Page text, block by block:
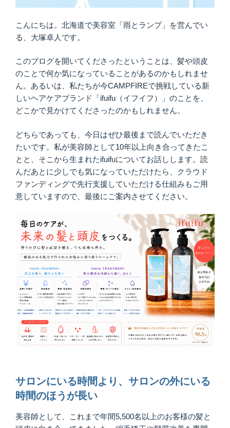
こんにちは。北海道で美容室「雨とランプ」を営んでい
る、大塚卓人です。
このブログを開いてくださったということは、髪や頭皮
のことで何か気になっていることがあるのかもしれませ
ん。あるいは、私たちが今CAMPFIREで挑戦している新
しいヘアケアブランド「ifuifu（イフイフ）」のことを、
どこかで見かけてくださったのかもしれません。
どちらであっても、今日はぜひ最後まで読んでいただき
たいです。私が美容師として10年以上向き合ってきたこ
とと、そこから生まれたifuifuについてお話しします。読
んだあとに少しでも気になっていただけたら、クラウド
ファンディングで先行支援していただける仕組みもご用
意していますので、最後にご案内させてください。
サロンにいる時間より、サロンの外にいる
時間のほうが長い
美容師として、これまで年間5,500名以上のお客様の髪と